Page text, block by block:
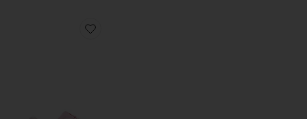
Favorite ZAPATILLA DEPORTIVA MEGARIDE AG